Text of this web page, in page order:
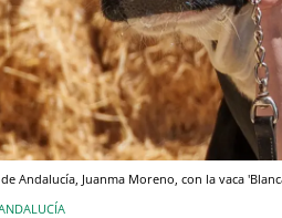
Andalucía, Juanma Moreno, con la vaca